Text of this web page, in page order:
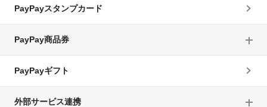
PayPayスタンプカード
PayPay商品券
PayPayギフト
外部サービス連携